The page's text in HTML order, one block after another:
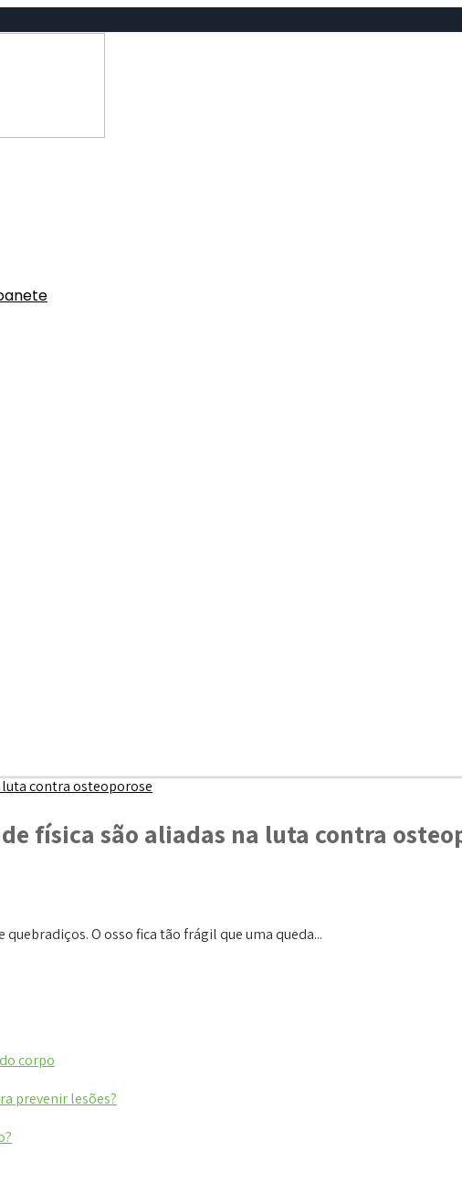
física são aliadas na luta contra
O osso fica tão frágil que uma queda...
corpo
prevenir lesões?